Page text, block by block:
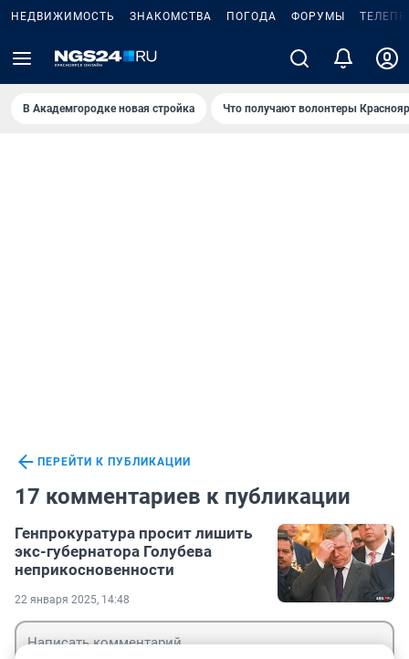
НЕДВИЖИМОСТЬ ЗНАКОМСТВА ПОГОДА ФОРУМЫ
В Академгородке новая стройка Что получают волонтеры
ПЕРЕЙТИ К ПУБЛИКАЦИИ
17 комментариев к публикации
Генпрокуратура просит лишить
экс-губернатора Голубева
неприкосновенности
22 января 2025, 14:48